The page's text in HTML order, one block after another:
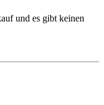
und es gibt keinen